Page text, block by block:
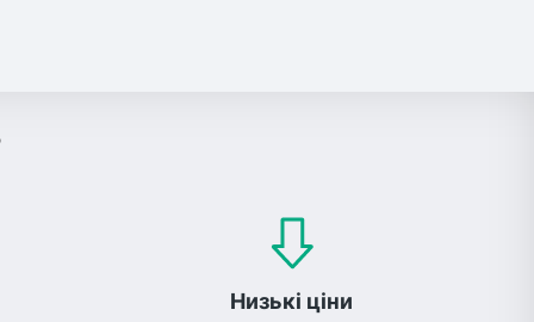
Низькі ціни